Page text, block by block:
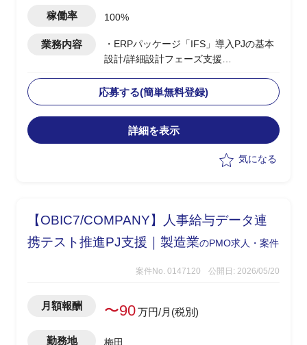
稼働率 100%
業務内容
・ERPパッケージ「IFS」導入PJの基本
設計/詳細設計フェーズ支援
能でそれぞれ実現する仕様を検討
・NEC社と協働し基本設計/詳細設計を
実施
応募する(簡単無料登録)
詳細を表示
気になる
【OBIC7/COMPANY】人事給与データ連
携テスト推進PJ支援｜製造業のPMO求人・案件
案件No. 0147120 公開日: 2026/05/20
月額報酬 〜90万円/月(税別)
勤務地 梅田